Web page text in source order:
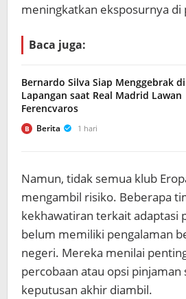
meningkatkan eksposurnya di
Baca juga:
Bernardo Silva Siap Menggebrak di
Lapangan saat Real Madrid Lawan
Ferencvaros
B Berita 1 hari
Namun, tidak semua klub
mengambil risiko. Beberapa
kekhawatiran terkait adaptasi
belum memiliki pengalaman
negeri. Mereka menilai
percobaan atau opsi pinjaman
keputusan akhir diambil.